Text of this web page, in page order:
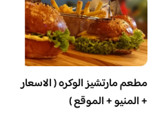
مطعم مارتشيز الوكره ( الاسعار
+ المنيو + الموقع )